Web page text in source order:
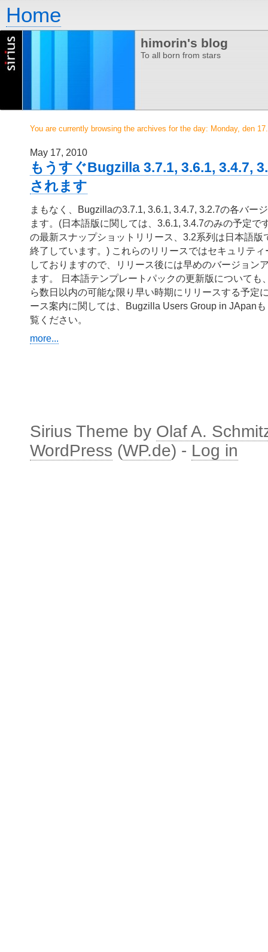
Home
himorin's blog
To all born from stars
You are currently browsing the archives for the day: Monday, den
May 17, 2010
もうすぐBugzilla 3.7.1, 3.6.1, 3.4.7,
されます
まもなく、Bugzillaの3.7.1, 3.6.1, 3.4.7, 3.2.7の各バー
ます。(日本語版に関しては、3.6.1, 3.4.7のみの予定で
の最新スナップショットリリース、3.2系列は日本語版
終了しています。) これらのリリースではセキュリテ
しておりますので、リリース後には早めのバージョン
ます。 日本語テンプレートパックの更新版についても
ら数日以内の可能な限り早い時期にリリースする予定
ース案内に関しては、Bugzilla Users Group in JApan
覧ください。
more...
Sirius Theme by Olaf A.
WordPress (WP.de) - Log in